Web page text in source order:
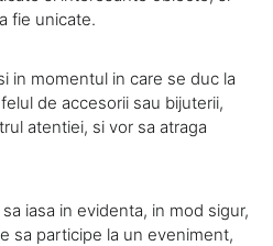
fie unicate.
in momentul in care se duc la
de accesorii sau bijuterii,
atentiei, si vor sa atraga
iasa in evidenta, in mod sigur,
sa participe la un eveniment,